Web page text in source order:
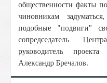
общественности факты
чиновникам
подобные "подвиги"
сопредседатель
руководитель
Александр Бречалов.